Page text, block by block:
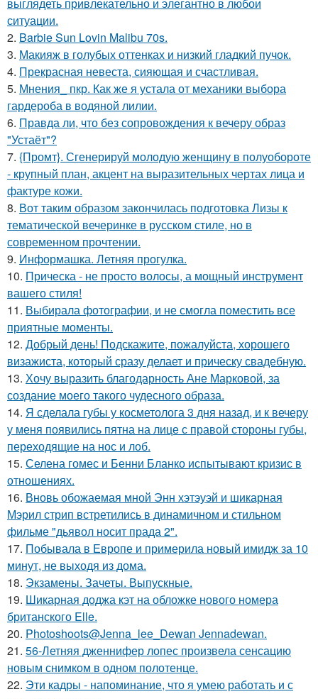
ситуации.
2. Barbie Sun Lovin Malibu 70s.
3. Макияж в голубых оттенках и низкий гладкий пучок.
4. Прекрасная невеста, сияющая и счастливая.
5. Мнения_ пкр. Как же я устала от механики выбора
гардероба в водяной лилии.
6. Правда ли, что без сопровождения к вечеру образ
"Устаёт"?
7. {Промт}. Сгенерируй молодую женщину в полуобороте
- крупный план, акцент на выразительных чертах лица и
фактуре кожи.
8. Вот таким образом закончилась подготовка Лизы к
тематической вечеринке в русском стиле, но в
современном прочтении.
9. Информашка. Летняя прогулка.
10. Прическа - не просто волосы, а мощный инструмент
вашего стиля!
11. Выбирала фотографии, и не смогла поместить все
приятные моменты.
12. Добрый день! Подскажите, пожалуйста, хорошего
визажиста, который сразу делает и прическу свадебную.
13. Хочу выразить благодарность Ане Марковой, за
создание моего такого чудесного образа.
14. Я сделала губы у косметолога 3 дня назад, и к вечеру
у меня появились пятна на лице с правой стороны губы,
переходящие на нос и лоб.
15. Селена гомес и Бенни Бланко испытывают кризис в
отношениях.
16. Вновь обожаемая мной Энн хэтэуэй и шикарная
Мэрил стрип встретились в динамичном и стильном
фильме "дьявол носит прада 2".
17. Побывала в Европе и примерила новый имидж за 10
минут, не выходя из дома.
18. Экзамены. Зачеты. Выпускные.
19. Шикарная доджа кэт на обложке нового номера
британского Elle.
20. Photoshoots@Jenna_lee_Dewan Jennadewan.
21. 56-Летняя дженнифер лопес произвела сенсацию
новым снимком в одном полотенце.
22. Эти кадры - напоминание, что я умею работать и с